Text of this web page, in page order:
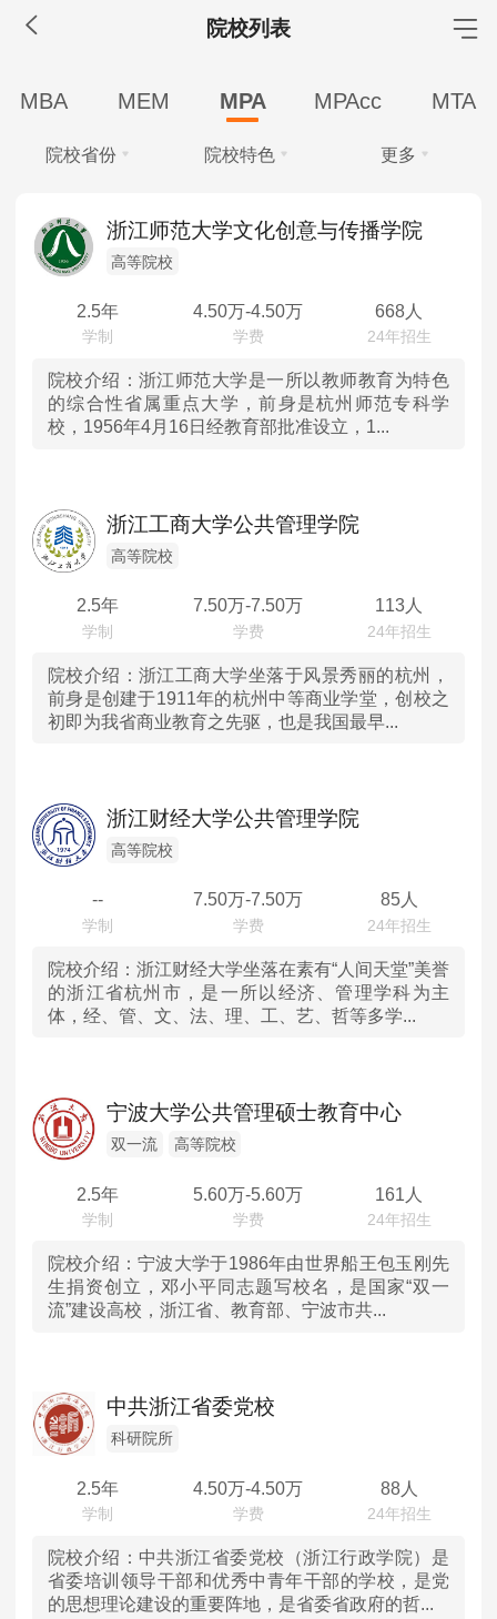
院校列表
招生政策
考试真题
报考经验 招生简章
MEM工程管理
院校库 考试报名
考试真题
报考经验 招生简章
院校库 考试报名 招生政策 学制学费
报名流程
院校库 考试报名
MTA旅游管理
院校库 考试报名 招生政策 学制学费
报名流程
考试真题
报考经验 招生简章
MBA MEM MPA MPAcc MTA
院校省份
北京
河北
山西
吉林
上海
江苏
安徽
江西
山东
湖北
广东
重庆
陕西
广西
贵州
院校特色
985
双一流
自划线
科研院所
更多
全部
全部 3年
学习方式
全部 全日制 非全日制
浙江师范大学文化创意与传播学院
高等院校
2.5年 4.50万-4.50万 668人
院校介绍： 浙江师范大学是一所以教师教育为特色
的综合性省属重点大学，前身是杭州师范专科学
校，1956年4月16日经教育部批准设立，1...
浙江工商大学公共管理学院
高等院校
2.5年 7.50万-7.50万 113人
院校介绍： 浙江工商大学坐落于风景秀丽的杭州，
前身是创建于1911年的杭州中等商业学堂，创校之
初即为我省商业教育之先驱，也是我国最早...
浙江财经大学公共管理学院
高等院校
-- 7.50万-7.50万 85人
院校介绍： 浙江财经大学坐落在素有“人间天堂”美誉
的浙江省杭州市，是一所以经济、管理学科为主
体，经、管、文、法、理、工、艺、哲等多学...
宁波大学公共管理硕士教育中心
双一流 高等院校
2.5年 5.60万-5.60万 161人
院校介绍： 宁波大学于1986年由世界船王包玉刚先
生捐资创立，邓小平同志题写校名，是国家“双一
流”建设高校，浙江省、教育部、宁波市共...
中共浙江省委党校
科研院所
2.5年 4.50万-4.50万 88人
院校介绍： 中共浙江省委党校（浙江行政学院）是
省委培训领导干部和优秀中青年干部的学校，是党
的思想理论建设的重要阵地，是省委省政府的哲...